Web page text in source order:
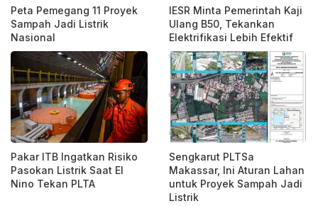
Peta Pemegang 11 Proyek
Sampah Jadi Listrik
Nasional
IESR Minta Pemerintah Kaji
Ulang B50, Tekankan
Elektrifikasi Lebih Efektif
Pakar ITB Ingatkan Risiko
Pasokan Listrik Saat El
Nino Tekan PLTA
Sengkarut PLTSa
Makassar, Ini Aturan Lahan
untuk Proyek Sampah Jadi
Listrik